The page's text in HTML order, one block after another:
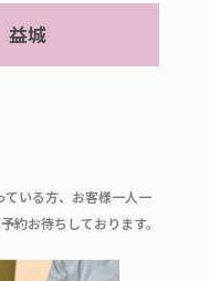
城
ている方、お客様一人一
約お待ちしております。